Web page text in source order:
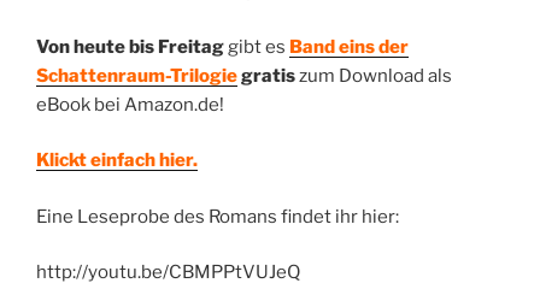
Von heute bis Freitaggibt es Band eins der
Schattenraum-Trilogiegratiszum Download als
eBook bei Amazon.de!
Klickt einfach hier.
Eine Leseprobe des Romans findet ihr hier:
http://youtu.be/CBMPPtVUJeQ